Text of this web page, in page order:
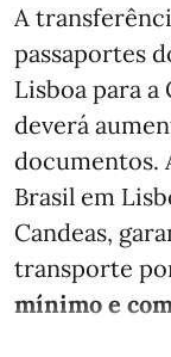
A
passaportes
Lisboa para a
deverá
documentos.
Brasil em
Candeas,
transporte
mínimo e